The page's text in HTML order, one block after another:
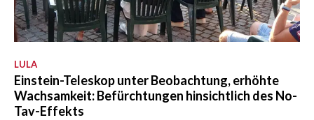
LULA
Einstein-Teleskop unter Beobachtung, erhöhte
Wachsamkeit: Befürchtungen hinsichtlich des No-
Tav-Effekts